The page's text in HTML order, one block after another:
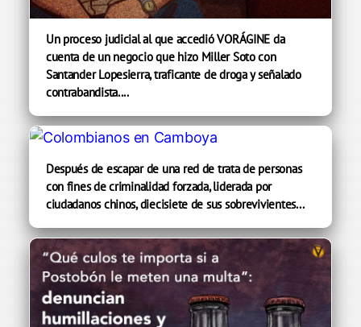
Un proceso judicial al que accedió VORÁGINE da
cuenta de un negocio que hizo Miller Soto con
Santander Lopesierra, traficante de droga y señalado
contrabandista....
Después de escapar de una red de trata de personas
con fines de criminalidad forzada, liderada por
ciudadanos chinos, diecisiete de sus sobrevivientes...